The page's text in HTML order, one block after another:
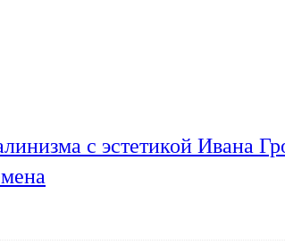
с эстетикой Ивана